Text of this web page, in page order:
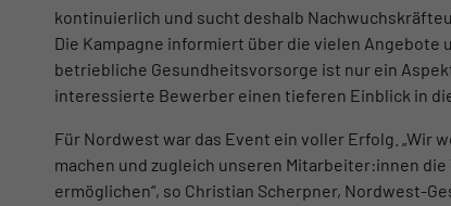
kontinuierlich und sucht deshalb
Die Kampagne informiert über die vielen
betriebliche Gesundheitsvorsorge ist nur ein
interessierte Bewerber einen tieferen Einblick in
Für Nordwest war das Event ein voller Erfolg. „Wir
machen und zugleich unseren Mitarbeiter:innen
ermöglichen“, so Christian Scherpner, Nordwest-